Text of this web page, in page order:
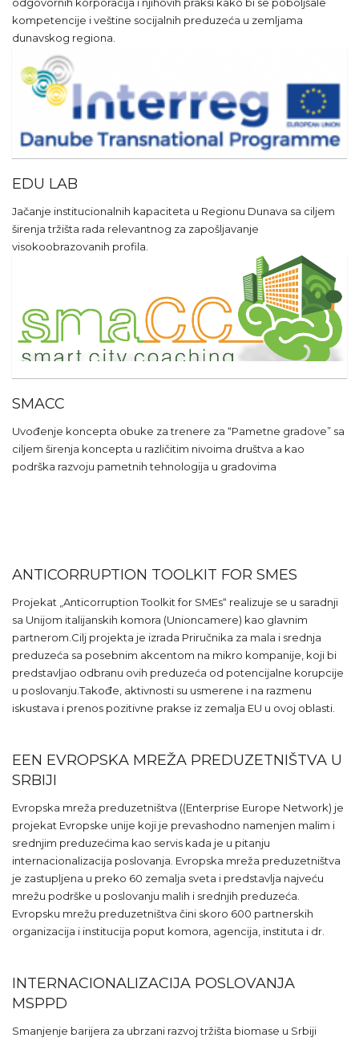
kompetencije i veštine socijalnih preduzeća u zemljama
dunavskog regiona.
EDU LAB
Jačanje institucionalnih kapaciteta u Regionu Dunava sa ciljem
širenja tržišta rada relevantnog za zapošljavanje
visokoobrazovanih profila.
SMACC
Uvođenje koncepta obuke za trenere za “Pametne gradove” sa
ciljem širenja koncepta u različitim nivoima društva a kao
podrška razvoju pametnih tehnologija u gradovima
ANTICORRUPTION TOOLKIT FOR SMES
Projekat „Anticorruption Toolkit for SMEs“ realizuje se u saradnji
sa Unijom italijanskih komora (Unioncamere) kao glavnim
partnerom.Cilj projekta je izrada Priručnika za mala i srednja
preduzeća sa posebnim akcentom na mikro kompanije, koji bi
predstavljao odbranu ovih preduzeća od potencijalne korupcije
u poslovanju.Takođe, aktivnosti su usmerene i na razmenu
iskustava i prenos pozitivne prakse iz zemalja EU u ovoj oblasti.
EEN EVROPSKA MREŽA PREDUZETNIŠTVA U
SRBIJI
Evropska mreža preduzetništva ((Enterprise Europe Network) je
projekat Evropske unije koji je prevashodno namenjen malim i
srednjim preduzećima kao servis kada je u pitanju
internacionalizacija poslovanja. Evropska mreža preduzetništva
je zastupljena u preko 60 zemalja sveta i predstavlja najveću
mrežu podrške u poslovanju malih i srednjih preduzeća.
Evropsku mrežu preduzetništva čini skoro 600 partnerskih
organizacija i institucija poput komora, agencija, instituta i dr.
INTERNACIONALIZACIJA POSLOVANJA
MSPPD
Smanjenje barijera za ubrzani razvoj tržišta biomase u Srbiji